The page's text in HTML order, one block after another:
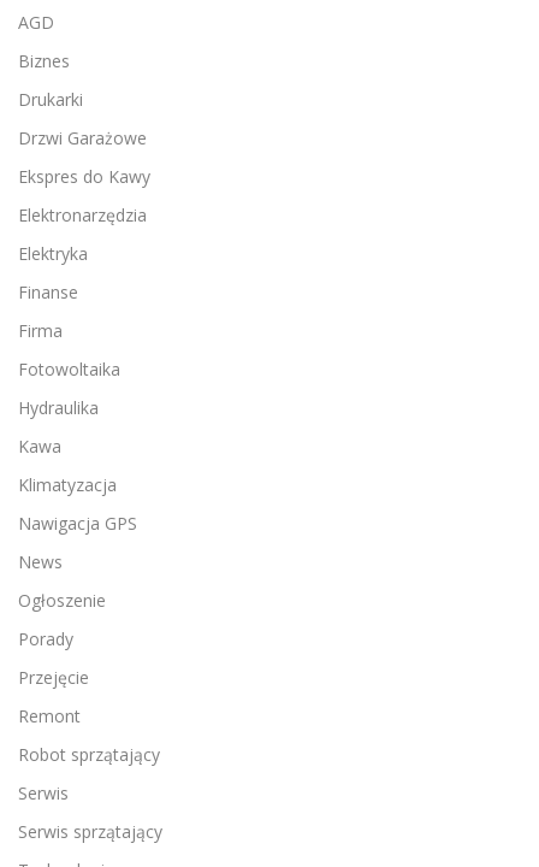
AGD
Biznes
Drukarki
Drzwi Garażowe
Ekspres do Kawy
Elektronarzędzia
Elektryka
Finanse
Firma
Fotowoltaika
Hydraulika
Kawa
Klimatyzacja
Nawigacja GPS
News
Ogłoszenie
Porady
Przejęcie
Remont
Robot sprzątający
Serwis
Serwis sprzątający